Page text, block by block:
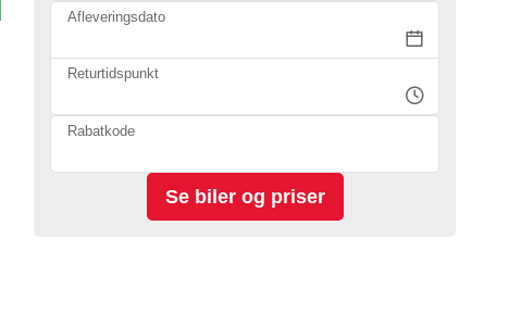
Afleveringsdato
Returtidspunkt
Rabatkode